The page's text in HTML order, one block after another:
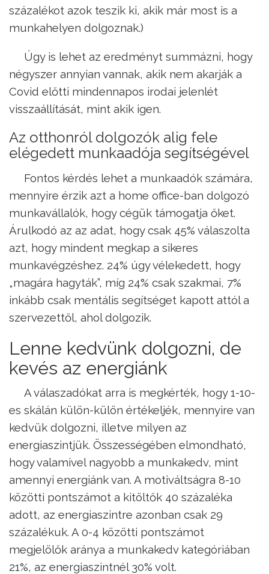
százalékot azok teszik ki, akik már most is a
munkahelyen dolgoznak.)
Úgy is lehet az eredményt summázni, hogy
négyszer annyian vannak, akik nem akarják a
Covid előtti mindennapos irodai jelenlét
visszaállítását, mint akik igen.
Az otthonról dolgozók alig fele
elégedett munkaadója segítségével
Fontos kérdés lehet a munkaadók számára,
mennyire érzik azt a home office-ban dolgozó
munkavállalók, hogy cégük támogatja őket.
Árulkodó az az adat, hogy csak 45% válaszolta
azt, hogy mindent megkap a sikeres
munkavégzéshez. 24% úgy vélekedett, hogy
„magára hagyták”, míg 24% csak szakmai, 7%
inkább csak mentális segítséget kapott attól a
szervezettől, ahol dolgozik.
Lenne kedvünk dolgozni, de
kevés az energiánk
A válaszadókat arra is megkérték, hogy 1-10-
es skálán külön-külön értékeljék, mennyire van
kedvük dolgozni, illetve milyen az
energiaszintjük. Összességében elmondható,
hogy valamivel nagyobb a munkakedv, mint
amennyi energiánk van. A motiváltságra 8-10
közötti pontszámot a kitöltők 40 százaléka
adott, az energiaszintre azonban csak 29
százalékuk. A 0-4 közötti pontszámot
megjelölők aránya a munkakedv kategóriában
21%, az energiaszintnél 30% volt.